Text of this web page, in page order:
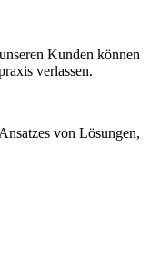
Kunden können
verlassen.
von Lösungen,